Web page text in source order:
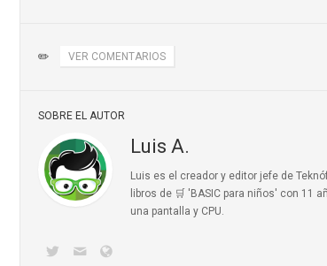
✏️ VER COMENTARIOS
SOBRE EL AUTOR
Luis A.
Luis es el creador y editor jefe de
libros de 🛒 'BASIC para niños' con 11
una pantalla y CPU.